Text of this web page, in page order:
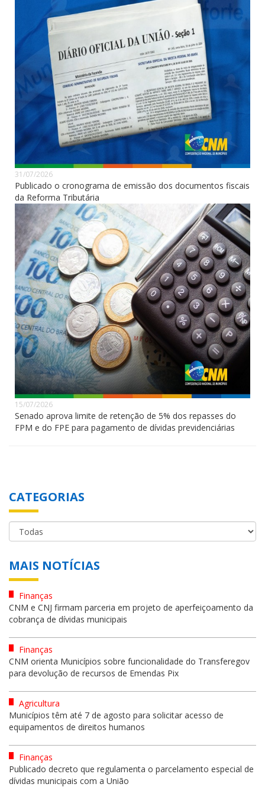
31/07/2026
Publicado o cronograma de emissão dos documentos fiscais
da Reforma Tributária
15/07/2026
Senado aprova limite de retenção de 5% dos repasses do
FPM e do FPE para pagamento de dívidas previdenciárias
CATEGORIAS
MAIS NOTÍCIAS
Finanças
CNM e CNJ firmam parceria em projeto de aperfeiçoamento da
cobrança de dívidas municipais
Finanças
CNM orienta Municípios sobre funcionalidade do Transferegov
para devolução de recursos de Emendas Pix
Agricultura
Municípios têm até 7 de agosto para solicitar acesso de
equipamentos de direitos humanos
Finanças
Publicado decreto que regulamenta o parcelamento especial de
dívidas municipais com a União